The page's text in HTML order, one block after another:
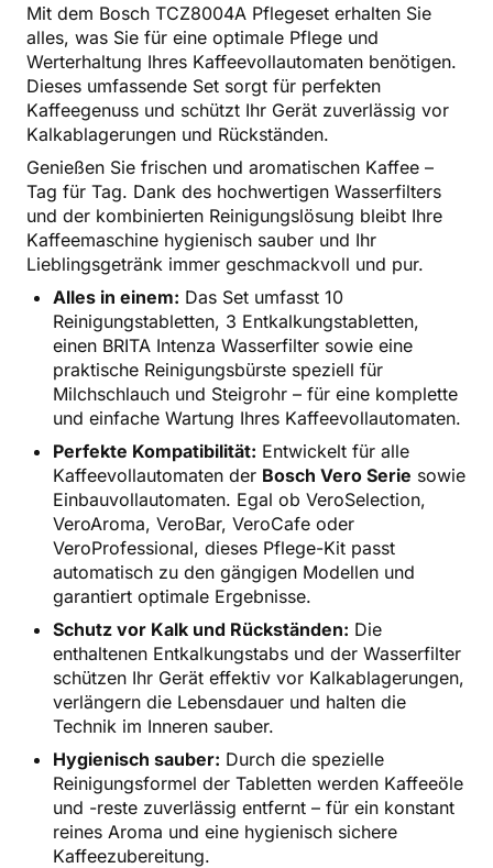
Mit dem Bosch TCZ8004A Pflegeset erhalten Sie
alles, was Sie für eine optimale Pflege und
Werterhaltung Ihres Kaffeevollautomaten benötigen.
Dieses umfassende Set sorgt für perfekten
Kaffeegenuss und schützt Ihr Gerät zuverlässig vor
Kalkablagerungen und Rückständen.
Genießen Sie frischen und aromatischen Kaffee –
Tag für Tag. Dank des hochwertigen Wasserfilters
und der kombinierten Reinigungslösung bleibt Ihre
Kaffeemaschine hygienisch sauber und Ihr
Lieblingsgetränk immer geschmackvoll und pur.
Alles in einem: Das Set umfasst 10
Reinigungstabletten, 3 Entkalkungstabletten,
einen BRITA Intenza Wasserfilter sowie eine
praktische Reinigungsbürste speziell für
Milchschlauch und Steigrohr – für eine komplette
und einfache Wartung Ihres Kaffeevollautomaten.
Perfekte Kompatibilität: Entwickelt für alle
Kaffeevollautomaten der Bosch Vero Serie sowie
Einbauvollautomaten. Egal ob VeroSelection,
VeroAroma, VeroBar, VeroCafe oder
VeroProfessional, dieses Pflege-Kit passt
automatisch zu den gängigen Modellen und
garantiert optimale Ergebnisse.
Schutz vor Kalk und Rückständen: Die
enthaltenen Entkalkungstabs und der Wasserfilter
schützen Ihr Gerät effektiv vor Kalkablagerungen,
verlängern die Lebensdauer und halten die
Technik im Inneren sauber.
Hygienisch sauber: Durch die spezielle
Reinigungsformel der Tabletten werden Kaffeeöle
und -reste zuverlässig entfernt – für ein konstant
reines Aroma und eine hygienisch sichere
Kaffeezubereitung.